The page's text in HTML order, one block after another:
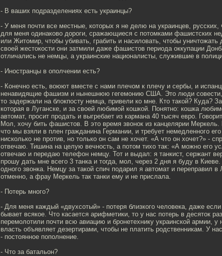
- В ваших подразделениях есть украинцы?
- У меня почти все местные, которых я не делю на украинцев,
для меня одинаково дороги, сражающиеся с потомками фашистских
или Житомир, чтобы убивать, грабить и насиловать, чтобы
своей жестокости они затмили даже фашистов периода оккупации
отличались не немцы, а украинские националисты, служившие в
- Иностранцы в ополчении есть?
- Конечно есть, воюют вместе с нами плечом к плечу и сербы, и
ненавидящие фашизм и нынешнюю гегемонию США. Это люди совести,
то задержали на блокпосту немца, привели ко мне. Кто такой? Куда?
которая в Луганске, и за своей любимой кошкой. Понятно: кошка
автомат, просит продать и выгребает из кармана 40 тысяч евро.
Мол, хочу бить фашистов. В это время звонок из канцелярии Меркель.
что мы взяли в плен гражданина Германии, и требует немедленного
нисколько не против, но только он сам не хочет. «А что он хочет?» -
отвечаю. Тишина на целую вечность, а потом тихо так: «А можно его
отвечаю и передаю телефон немцу. Тот и выдал: я танкист, сержант
прошу дать мне всего 3 танка и тогда, мол, через 2 дня я буду в
одного звонка. Немцу за такой спич подарил я автомат и переправил
отменно, а фрау Меркель так танки ему и не прислала.
- Потерь много?
- Для меня каждый «двухсотый» - потеря близкого человека, даже
бывает всякое. Что касается арифметики, то у нас потерь в десяток
перемолотили почти всю авиацию и бронетехнику украинской армии,
власть объявляет дезертирами, чтобы не платить родственникам. У
- постоянное пополнение.
- Что за батальон?